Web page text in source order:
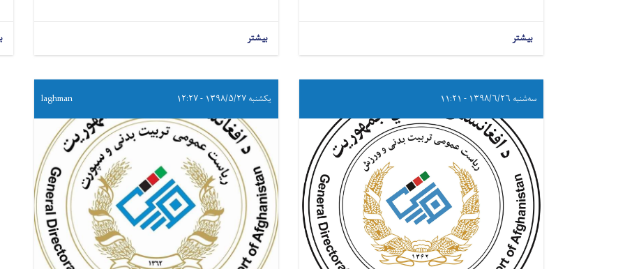
بیشتر بیشتر
سه‌شنبه ۱۳۹۸/۶/۲۶ - ۱۱:۲۱ یکشنبه ۱۳۹۸/۵/۲۷ - ۱۲:۲۷ laghman